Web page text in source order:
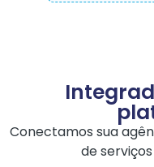
Conectamos sua
de